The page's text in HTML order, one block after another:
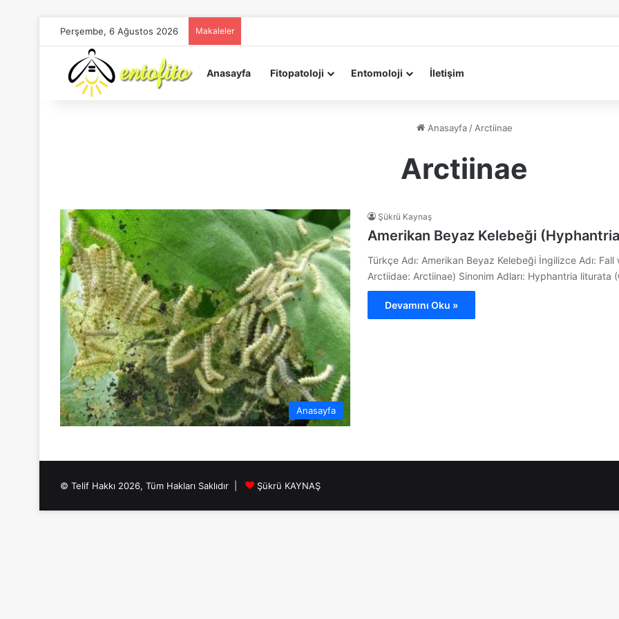
Perşembe, 6 Ağustos 2026 Makaleler
Anasayfa Fitopatoloji Entomoloji İletişim
Anasayfa / Arctiinae
Arctiinae
Anasayfa
Şükrü Kaynaş
Amerikan Beyaz Kelebeği
Türkçe Adı: Amerikan Beyaz Kelebeği İngilizce Adı:
Arctiidae: Arctiinae) Sinonim Adları: Hyphantria
Devamını Oku »
© Telif Hakkı 2026, Tüm Hakları Saklıdır | Şükrü KAYNAŞ